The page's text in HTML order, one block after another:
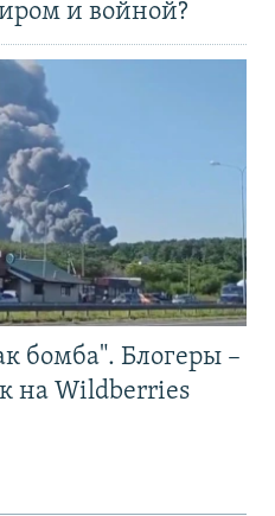
и войной?
бомба". Блогеры –
на Wildberries